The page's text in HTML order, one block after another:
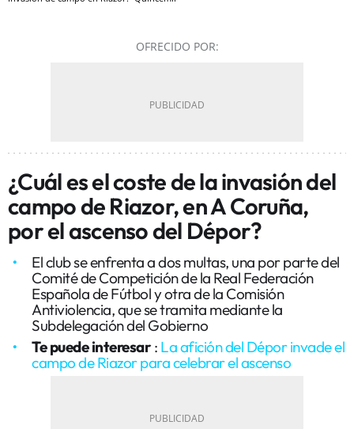
OFRECIDO POR:
¿Cuál es el coste de la invasión del
campo de Riazor, en A Coruña,
por el ascenso del Dépor?
El club se enfrenta a dos multas, una por parte del
Comité de Competición de la Real Federación
Española de Fútbol y otra de la Comisión
Antiviolencia, que se tramita mediante la
Subdelegación del Gobierno
Te puede interesar : La afición del Dépor invade el
campo de Riazor para celebrar el ascenso